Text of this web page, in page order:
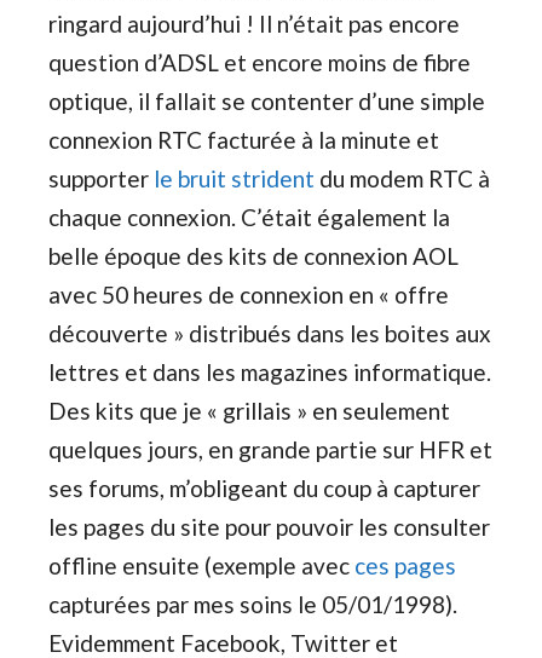
ringard aujourd’hui ! Il n’était pas encore
question d’ADSL et encore moins de fibre
optique, il fallait se contenter d’une simple
connexion RTC facturée à la minute et
supporter le bruit strident du modem RTC à
chaque connexion. C’était également la
belle époque des kits de connexion AOL
avec 50 heures de connexion en « offre
découverte » distribués dans les boites aux
lettres et dans les magazines informatique.
Des kits que je « grillais » en seulement
quelques jours, en grande partie sur HFR et
ses forums, m’obligeant du coup à capturer
les pages du site pour pouvoir les consulter
offline ensuite (exemple avec ces pages
capturées par mes soins le 05/01/1998).
Evidemment Facebook, Twitter et